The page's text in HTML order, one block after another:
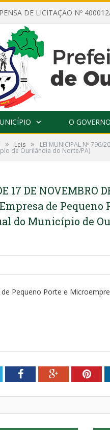
O GOVERNO
» Leis » LEI MUNICIPAL Nº
de Ourilândia do Norte/PA)
17 DE NOVEMBRO
de Pequeno
do Município de
Pequeno Porte e
FacebookGoogle+